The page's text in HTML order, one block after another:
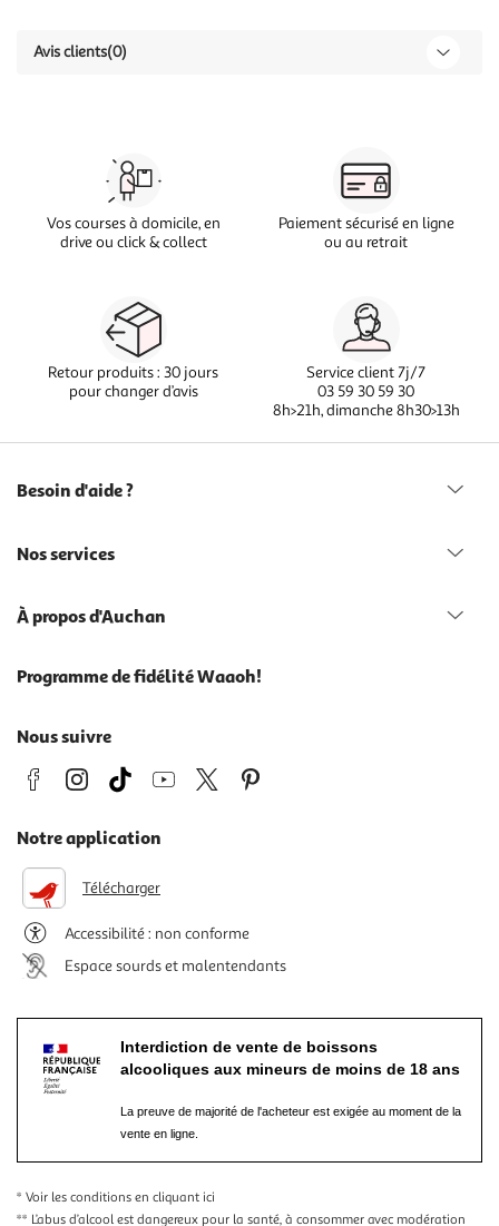
Avis clients(0)
Vos courses à domicile, en
drive ou click & collect
Paiement sécurisé en ligne
ou au retrait
Retour produits : 30 jours
pour changer d’avis
Service client 7j/7
03 59 30 59 30
8h>21h, dimanche 8h30>13h
Besoin d'aide ?
Nos services
À propos d'Auchan
Programme de fidélité Waaoh!
Nous suivre
Notre application
Télécharger
Accessibilité : non conforme
Espace sourds et malentendants
Interdiction de vente de boissons
alcooliques aux mineurs de moins de 18 ans
La preuve de majorité de l'acheteur est exigée au moment de la
vente en ligne.
* Voir les conditions en cliquant ici
** L’abus d’alcool est dangereux pour la santé, à consommer avec modération